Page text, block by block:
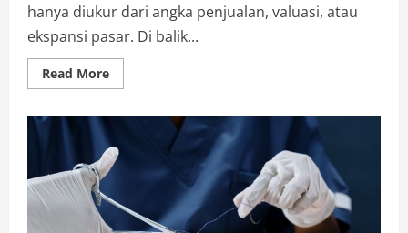
hanya diukur dari angka penjualan, valuasi, atau
ekspansi pasar. Di balik...
Read MoreRead
more
Jasa
Pengacara
Perusahaan
di
Regulasi
Modern